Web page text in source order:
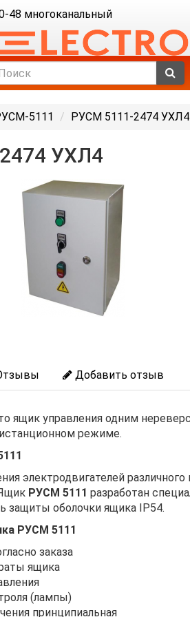
48 многоканальный
5111 РУСМ 5111-2474 УХЛ4
УХЛ4
Добавить отзыв
ящик управления одним
режиме.
электродвигателей
РУСМ 5111 разработан
защиты оболочки ящика IP54.
РУСМ 5111
заказа
ящика
(лампы)
принципиальная